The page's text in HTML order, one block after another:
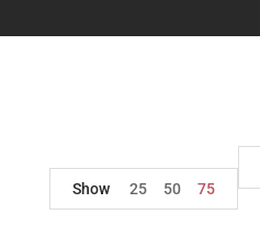
Show
25 50 75